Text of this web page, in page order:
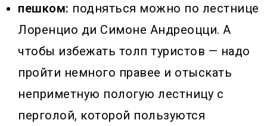
пешком: подняться можно по лестнице
Лоренцио ди Симоне Андреоцци. А
чтобы избежать толп туристов — надо
пройти немного правее и отыскать
неприметную пологую лестницу с
перголой, которой пользуются